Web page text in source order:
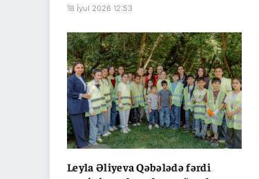
18 İyul 2026 12:53
Leyla Əliyeva Qəbələdə fərdi